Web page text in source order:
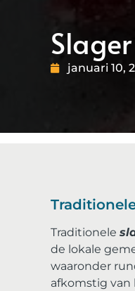
januari 10,
Traditionele
de lokale
waaronder
afkomstig van